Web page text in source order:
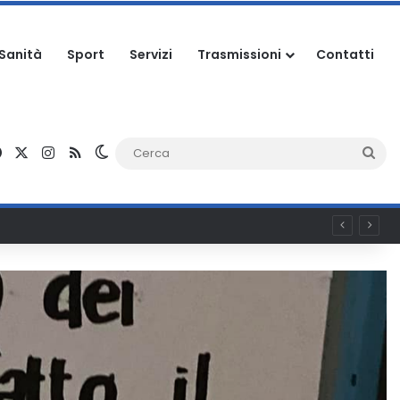
Sport Servizi Trasmissioni Contatti
FacebookInstagram
RSS Cambia aspetto